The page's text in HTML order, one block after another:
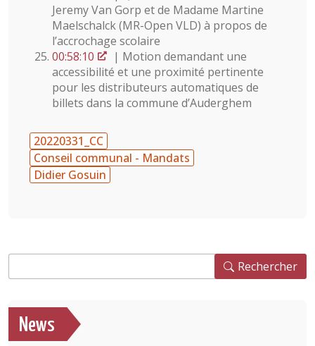
Jeremy Van Gorp et de Madame Martine
Maelschalck (MR-Open VLD) à propos de
l’accrochage scolaire
00:58:10
| Motion demandant une
accessibilité et une proximité pertinente
pour les distributeurs automatiques de
billets dans la commune d’Auderghem
20220331_CC
Conseil communal - Mandats
Didier Gosuin
Rechercher
News